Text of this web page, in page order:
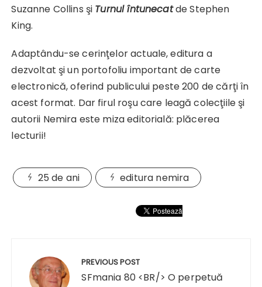
Suzanne Collins şi Turnul întunecatde Stephen
King.
Adaptându-se cerinţelor actuale, editura a
dezvoltat şi un portofoliu important de carte
electronică, oferind publicului peste 200 de cărţi în
acest format. Dar firul roşu care leagă colecţiile şi
autorii Nemira este miza editorială: plăcerea
lecturii!
25 de ani editura nemira
articole
PREVIOUS POST
SFmania 80 <BR/> O perpetuă